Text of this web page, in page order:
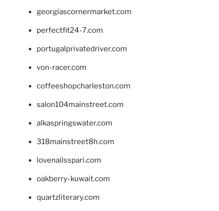
georgiascornermarket.com
perfectfit24-7.com
portugalprivatedriver.com
von-racer.com
coffeeshopcharleston.com
salon104mainstreet.com
alkaspringswater.com
318mainstreet8h.com
lovenailsspari.com
oakberry-kuwait.com
quartzliterary.com